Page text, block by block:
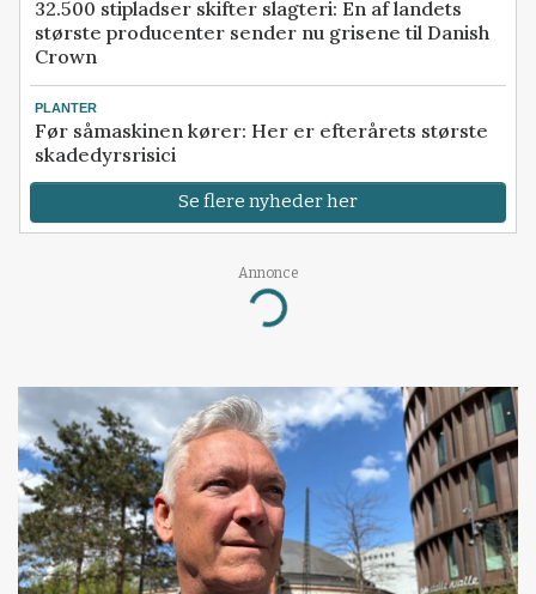
32.500 stipladser skifter slagteri: En af landets
største producenter sender nu grisene til Danish
Crown
PLANTER
Før såmaskinen kører: Her er efterårets største
skadedyrsrisici
Se flere nyheder her
Annonce
Loading...